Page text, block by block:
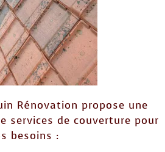
Rénovation propose une
services de couverture pour
besoins :